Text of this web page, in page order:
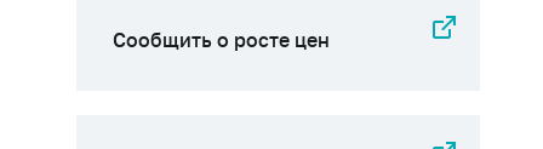
Сообщить о росте цен